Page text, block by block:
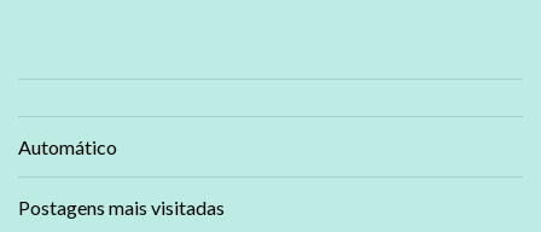
Automático
Postagens mais visitadas